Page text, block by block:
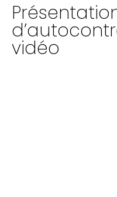
vidéo